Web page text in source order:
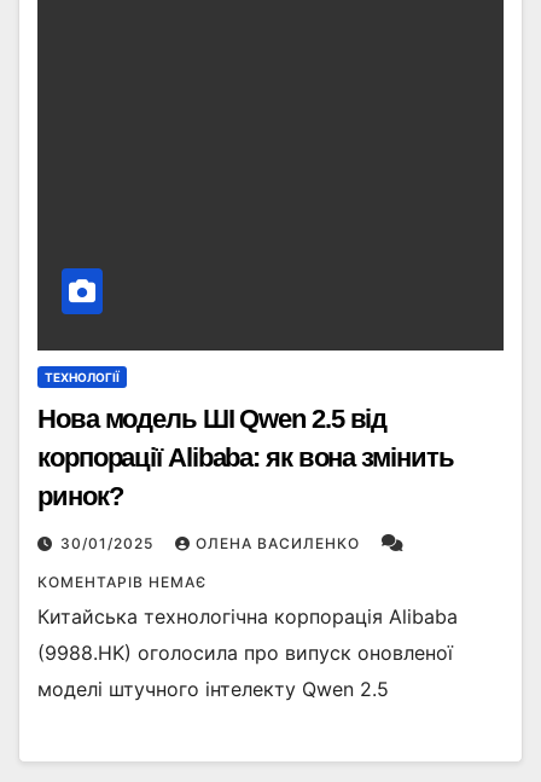
ТЕХНОЛОГІЇ
Нова модель ШІ Qwen 2.5 від
корпорації Alibaba: як вона змінить
ринок?
30/01/2025 ОЛЕНА ВАСИЛЕНКО
КОМЕНТАРІВ НЕМАЄ
Китайська технологічна корпорація Alibaba
(9988.HK) оголосила про випуск оновленої
моделі штучного інтелекту Qwen 2.5